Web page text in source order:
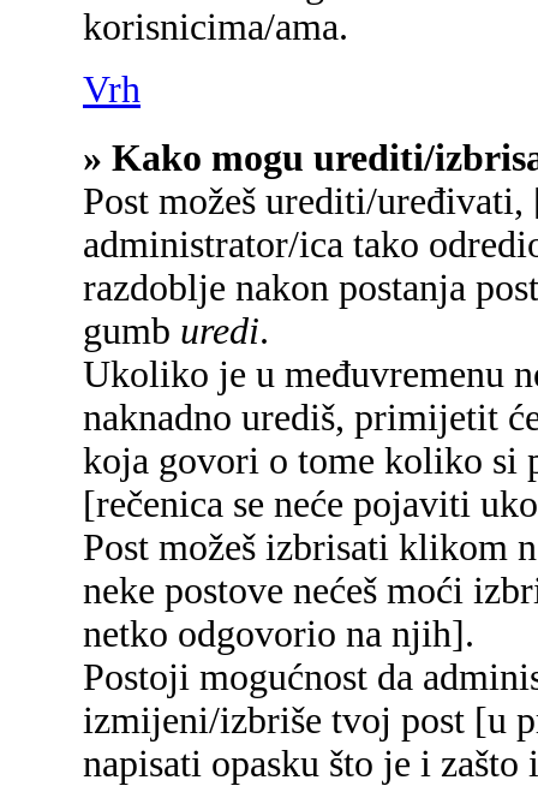
korisnicima/ama.
Vrh
» Kako mogu urediti/
Post možeš urediti/
administrator/ica tako
razdoblje nakon postanja
gumb uredi.
Ukoliko je u međuvremenu
naknadno urediš, primijetit
koja govori o tome koliko si
[rečenica se neće pojaviti
Post možeš izbrisati klikom
neke postove nećeš moći
netko odgovorio na njih].
Postoji mogućnost da
izmijeni/izbriše tvoj post [u
napisati opasku što je i